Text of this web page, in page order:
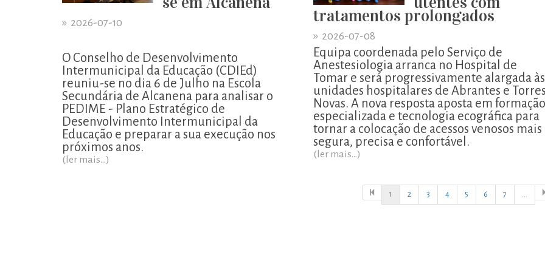
» 2026-07-10
O Conselho de Desenvolvimento
Intermunicipal da Educação (CDIEd)
reuniu-se no dia 6 de Julho na Escola
Secundária de Alcanena para analisar o
PEDIME - Plano Estratégico de
Desenvolvimento Intermunicipal da
Educação e preparar a sua execução nos
próximos anos.
(ler mais...)
tratamentos prolongados
» 2026-07-08
Equipa coordenada pelo Serviço de
Anestesiologia arranca no Hospital de
Tomar e será progressivamente alargada às
unidades hospitalares de Abrantes e
Novas. A nova resposta aposta em formação
especializada e tecnologia ecográfica para
tornar a colocação de acessos venosos mais
segura, precisa e confortável.
(ler mais...)
1 2 3 4 5 6 7 ...